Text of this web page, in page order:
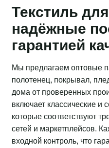
Текстиль
надёжные
гарантией
Мы предлагаем оптовые
полотенец, покрывал,
дома от проверенных
включает классические и
которые соответствуют
сетей и маркетплейсов.
входной контроль, что